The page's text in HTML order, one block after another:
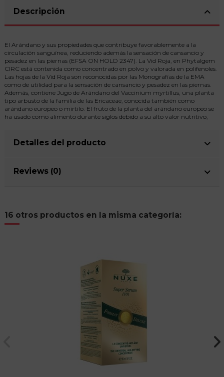
Descripción
El Arándano y sus propiedades que contribuye favorablemente a la
circulación sanguínea, reduciendo además la sensación de cansancio y
pesadez en las piernas (EFSA ON HOLD 2347). La Vid Roja, en Phytalgem
CIRC está contenida como concentrado en polvo y valorada en polifenoles.
Las hojas de la Vid Roja son reconocidas por las Monografías de la EMA
como de utilidad para la sensación de cansancio y pesadez en las piernas.
Además, contiene Jugo de Arándano del Vaccinium myrtillus, una planta
tipo arbusto de la familia de las Ericaceae, conocida también como
arándano europeo o mirtilo. El fruto de la planta del arándano europeo se
ha usado como alimento durante siglos debido a su alto valor nutritivo,
Detalles del producto
Reviews (0)
16 otros productos en la misma categoría: